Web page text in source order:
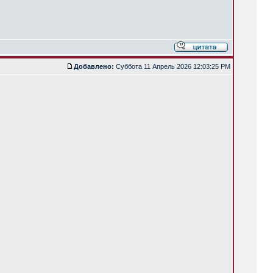
Добавлено: Суббота 11 Апрель 2026 12:03:25 PM